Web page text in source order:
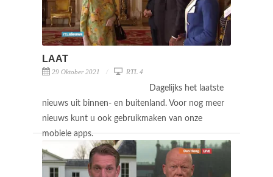
LAAT
29 Oktober 2021 RTL 4
Dagelijks het laatste
nieuws uit binnen- en buitenland. Voor nog meer
nieuws kunt u ook gebruikmaken van onze
mobiele apps.